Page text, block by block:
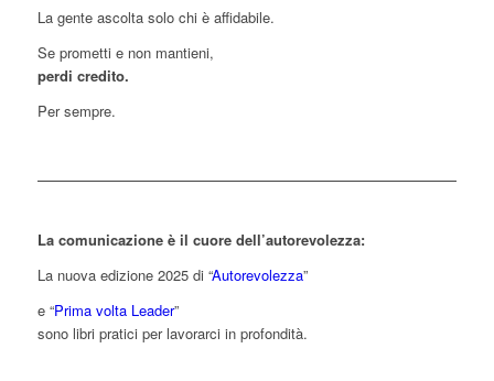
La gente ascolta solo chi è affidabile.
Se prometti e non mantieni,
perdi credito.
Per sempre.
La comunicazione è il cuore dell’autorevolezza:
La nuova edizione 2025 di “Autorevolezza”
e “Prima volta Leader”
sono libri pratici per lavorarci in profondità.